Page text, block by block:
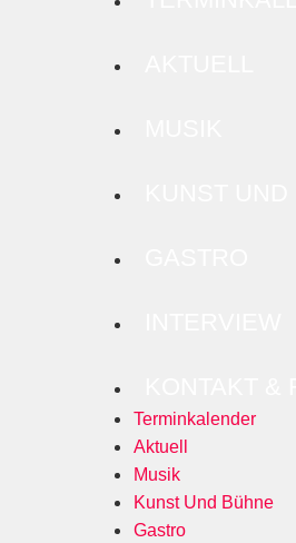
Terminkalender
Aktuell
Musik
Kunst Und Bühne
Gastro